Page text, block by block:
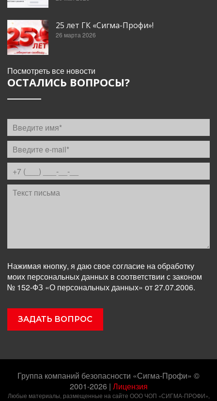
25 лет ГК «Сигма-Профи»!
26 марта 2026
Посмотреть все новости
ОСТАЛИСЬ ВОПРОСЫ?
Нажимая кнопку, я даю свое согласие на обработку
моих персональных данных в соответствии с законом
№ 152-ФЗ «О персональных данных» от 27.07.2006.
Группа компаний безопасности «Сигма-Профи» ©
2001-2026 | Лицензия
Любые материалы, размещенные на сайте ООО ЧОП «СИГМА-ПРОФИ»,